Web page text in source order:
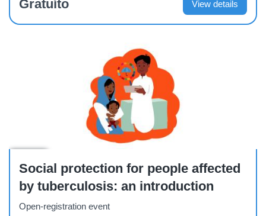
Gratuíto View details
Social protection for people affected
by tuberculosis: an introduction
Open-registration event